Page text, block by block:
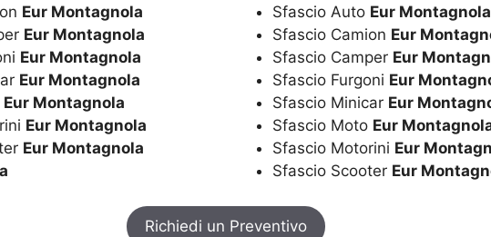
Eur Montagnola
Eur Montagnola
Eur Montagnola
Eur Montagnola
Eur Montagnola
Eur Montagnola
Eur Montagnola
Sfascio Auto Eur Montagnola
Sfascio Camion Eur
Sfascio Camper Eur
Sfascio Furgoni Eur
Sfascio Minicar Eur
Sfascio Moto Eur
Sfascio Motorini Eur
Sfascio Scooter Eur
Richiedi un Preventivo